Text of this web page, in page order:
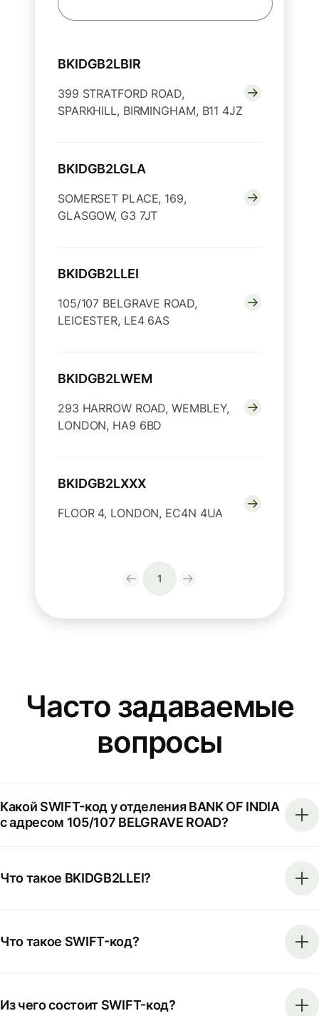
BKIDGB2LBIR
399 STRATFORD ROAD,
SPARKHILL, BIRMINGHAM, B11 4JZ
BKIDGB2LGLA
SOMERSET PLACE, 169,
GLASGOW, G3 7JT
BKIDGB2LLEI
105/107 BELGRAVE ROAD,
LEICESTER, LE4 6AS
BKIDGB2LWEM
293 HARROW ROAD, WEMBLEY,
LONDON, HA9 6BD
BKIDGB2LXXX
FLOOR 4, LONDON, EC4N 4UA
1
Часто задаваемые
вопросы
Какой SWIFT-код у отделения BANK OF INDIA
с адресом 105/107 BELGRAVE ROAD?
Что такое BKIDGB2LLEI?
Что такое SWIFT-код?
Из чего состоит SWIFT-код?